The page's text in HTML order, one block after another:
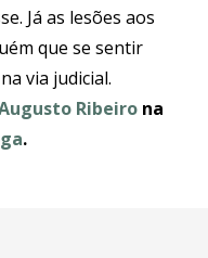
Já as lesões aos
que se sentir
via judicial.
Ribeiro na
.